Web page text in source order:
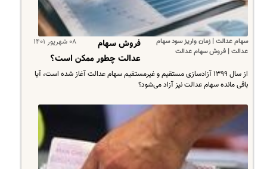
سهام عدالت | زمان واریز سود سهام
عدالت | فروش سهام عدالت
۰۸ شهریور ۱۴۰۱
فروش سهام
عدالت چطور ممکن است؟
از سال ۱۳۹۹ آزادسازی مستقیم و غیرمستقیم سهام عدالت آغاز شده است، آیا
باقی مانده سهام عدالت نیز آزاد می‌شود؟